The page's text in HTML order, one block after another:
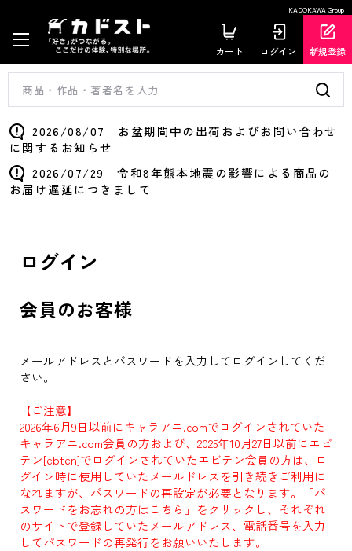
KADOKAWA Group
カート ログイン 新規登録
2026/08/07 お盆期間中の出荷およびお問い合わせ
に関するお知らせ
2026/07/29 令和8年熊本地震の影響による商品の
お届け遅延につきまして
ログイン
会員のお客様
メールアドレスとパスワードを入力してログインしてくだ
さい。
【ご注意】
2026年6月9日以前にキャラアニ.comでログインされていた
キャラアニ.com会員の方および、2025年10月27日以前にエビ
テン[ebten]でログインされていたエビテン会員の方は、ロ
グイン時に使用していたメールドレスを引き続きご利用に
なれますが、パスワードの再設定が必要となります。「パ
スワードをお忘れの方はこちら」をクリックし、それぞれ
のサイトで登録していたメールアドレス、電話番号を入力
してパスワードの再発行をお願いいたします。